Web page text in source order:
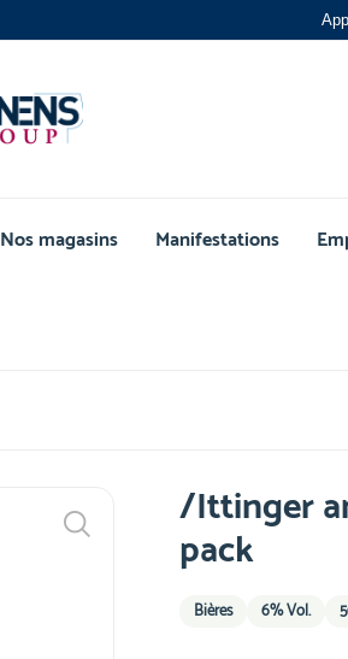
Nos magasins Manifestations
/Ittinger
pack
Bières 6% Vol.